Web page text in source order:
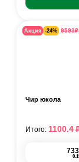
Акция -24% 9593₽
Чир юкола
Итого: 1100.4